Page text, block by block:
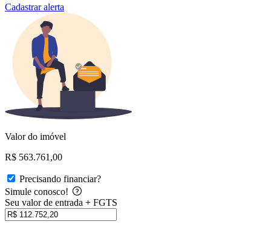
Cadastrar alerta
Valor do imóvel
R$ 563.761,00
Precisando financiar?
Simule conosco!
Seu valor de entrada + FGTS